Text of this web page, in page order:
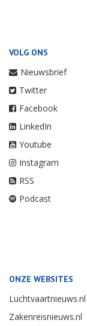
VOLG ONS
Nieuwsbrief
Twitter
Facebook
LinkedIn
Youtube
Instagram
RSS
Podcast
ONZE WEBSITES
Luchtvaartnieuws.nl
Zakenreisnieuws.nl